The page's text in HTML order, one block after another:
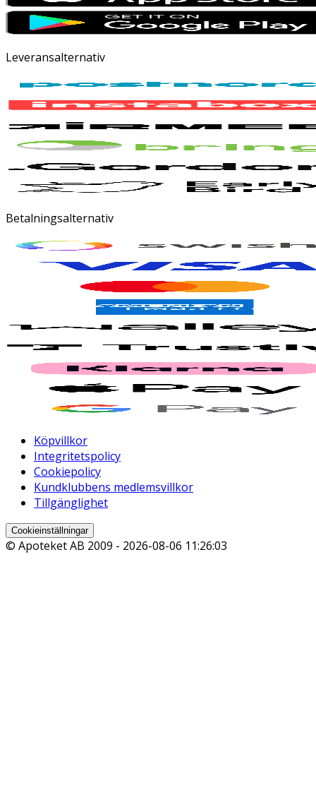
Leveransalternativ
Betalningsalternativ
Köpvillkor
Integritetspolicy
Cookiepolicy
Kundklubbens medlemsvillkor
Tillgänglighet
Cookieinställningar
© Apoteket AB 2009 - 2026-08-06 11:26:03